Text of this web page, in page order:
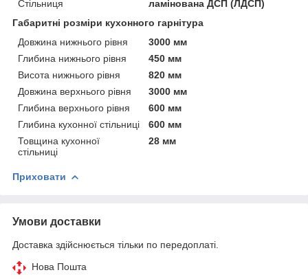
Стільниця
ламінована ДСП (ЛДСП)
Габаритні розміри кухонного гарнітура
Довжина нижнього рівня
3000 мм
Глибина нижнього рівня
450 мм
Висота нижнього рівня
820 мм
Довжина верхнього рівня
3000 мм
Глибина верхнього рівня
600 мм
Глибина кухонної стільниці
600 мм
Товщина кухонної
стільниці
28 мм
Приховати
Умови доставки
Доставка здійснюється тільки по передоплаті.
Нова Пошта